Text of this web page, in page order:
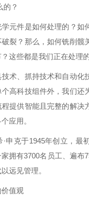
的？
元件是如何处理的？如
裂？那么，如何铣削髋
这些都是我们正在处理
术、抓持技术和自动化
高科技组件外，我们还
提供智能且完整的解决
应用。
申克于1945年创立，最
拥有3700名员工、遍布
远见管理。
值观